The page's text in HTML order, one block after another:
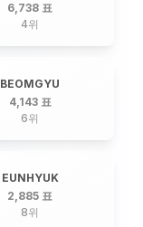
6,738 표
4위
BEOMGYU
4,143 표
6위
EUNHYUK
2,885 표
8위